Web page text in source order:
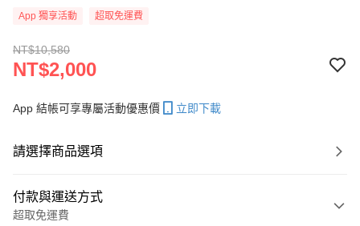
App 獨享活動 超取免運費
NT$10,580
NT$2,000
App 結帳可享專屬活動優惠價 立即下載
請選擇商品選項
付款與運送方式
超取免運費